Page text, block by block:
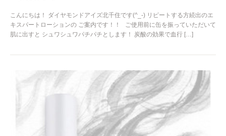
こんにちは！ ダイヤモンドアイズ北千住です(^_-) リピートする方続出のエ
キスパートローションの ご案内です！！ ご使用前に缶を振っていただいて
肌に出すと シュワシュワパチパチとします！ 炭酸の効果で血行 […]